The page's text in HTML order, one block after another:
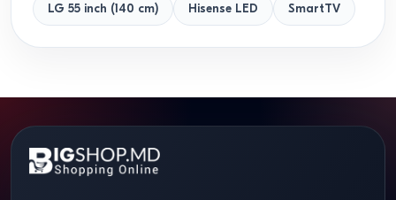
LG 55 inch (140 cm) Hisense LED SmartTV